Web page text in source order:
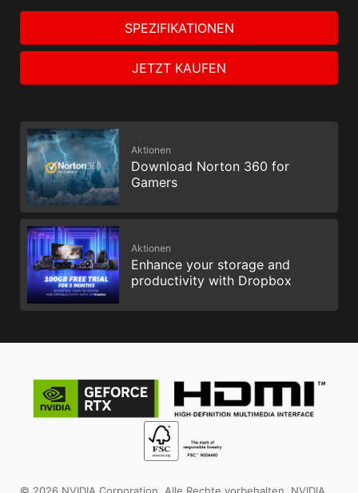
SPEZIFIKATIONEN
JETZT KAUFEN
Aktionen
Download Norton 360 for
Gamers
Aktionen
Enhance your storage and
productivity with Dropbox